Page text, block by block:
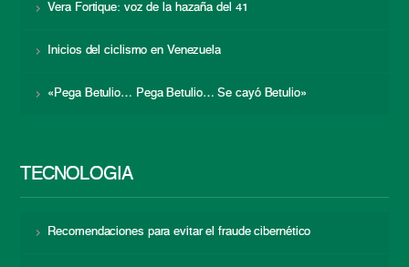
Vera Fortique: voz de la hazaña del 41
Inicios del ciclismo en Venezuela
«Pega Betulio… Pega Betulio… Se cayó Betulio»
TECNOLOGÍA
Recomendaciones para evitar el fraude cibernético